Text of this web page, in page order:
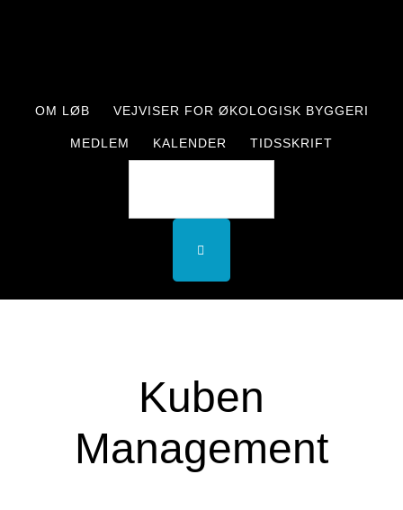
OM LØB VEJVISER FOR ØKOLOGISK BYGGERI
MEDLEM KALENDER TIDSSKRIFT
Kuben
Management